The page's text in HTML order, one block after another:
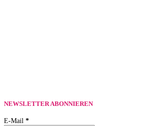
NEWSLETTER ABONNIEREN
E-Mail *